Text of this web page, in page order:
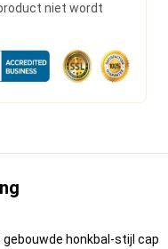
niet wordt
honkbal-stijl cap